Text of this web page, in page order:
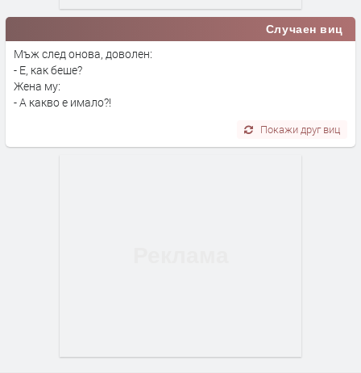
Случаен виц
Мъж след онова, доволен:
- Е, как беше?
Жена му:
- А какво е имало?!
Покажи друг виц